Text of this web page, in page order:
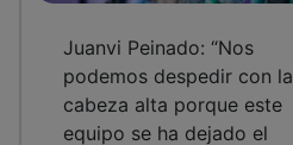
Juanvi Peinado: “Nos
podemos despedir con la
cabeza alta porque este
equipo se ha dejado el